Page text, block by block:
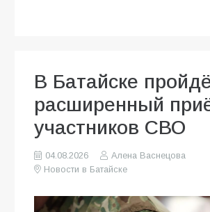
В Батайске
расширенный
участников СВО
04.08.2026
Алена Васнецова
Новости в Батайске